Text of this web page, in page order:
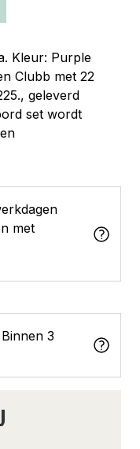
Kleur: Purple
Clubb met 22
geleverd
set wordt
met
3